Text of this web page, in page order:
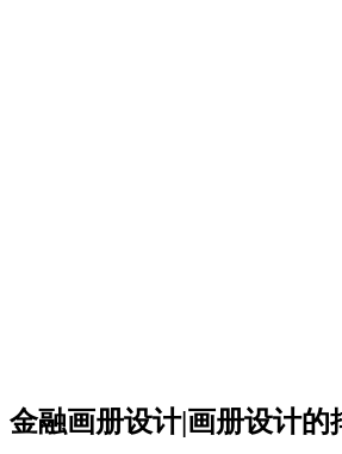
金融画册设计|画册设计的